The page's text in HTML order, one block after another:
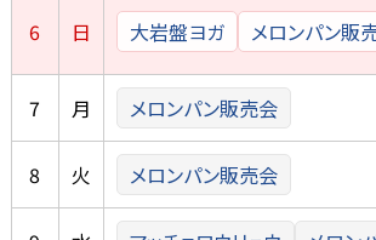
6 日 大岩盤ヨガ メロンパン販
7 月 メロンパン販売会
8 火 メロンパン販売会